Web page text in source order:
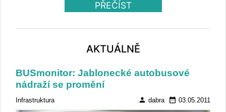
PŘEČÍST
AKTUÁLNĚ
BUSmonitor: Jablonecké autobusové
nádraží se promění
Infrastruktura person dabra date_range 03.05.2011